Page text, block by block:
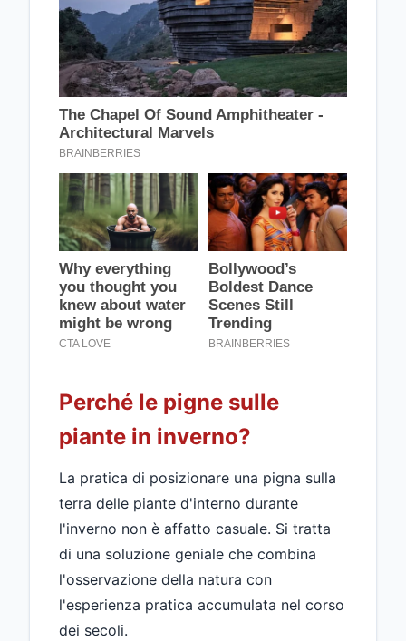
Perché le pigne sulle
piante in inverno?
La pratica di posizionare una pigna sulla
terra delle piante d'interno durante
l'inverno non è affatto casuale. Si tratta
di una soluzione geniale che combina
l'osservazione della natura con
l'esperienza pratica accumulata nel corso
dei secoli.